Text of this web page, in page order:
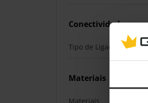
Conectividade
Tipo de Ligação
Materiais
Materiais